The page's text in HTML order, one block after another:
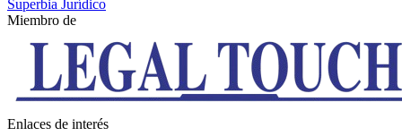
Superbia Jurídico
Miembro de
Enlaces de interés